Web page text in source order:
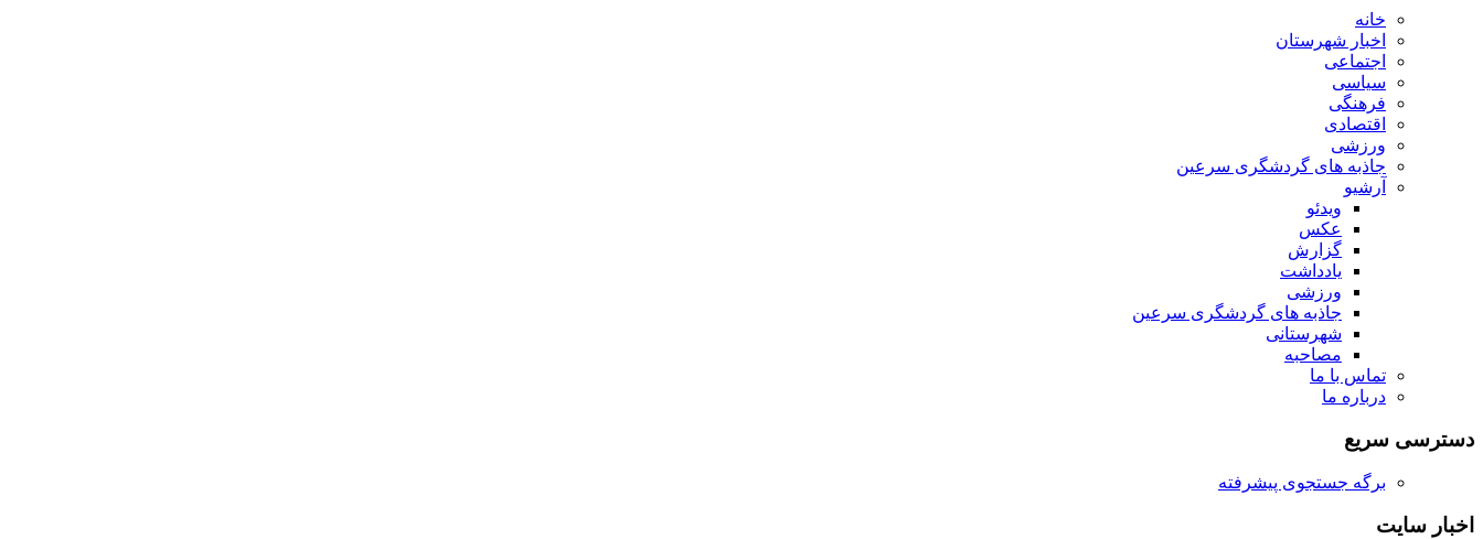
خانه
اخبار شهرستان
اجتماعی
سیاسی
فرهنگی
اقتصادی
ورزشی
جاذبه های گردشگری سرعین
آرشیو
ویدئو
عکس
گزارش
یادداشت
ورزشی
جاذبه های گردشگری سرعین
شهرستانی
مصاحبه
تماس با ما
درباره ما
دسترسی سریع
برگه جستجوی پیشرفته
اخبار سایت